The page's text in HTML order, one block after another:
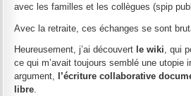
avec les familles et les collègues (spip
Avec la retraite, ces échanges se sont
Heureusement, j’ai découvert le wiki, qui
ce qui m’avait toujours semblé une utopie
argument,
l’écriture collaborative
libre.